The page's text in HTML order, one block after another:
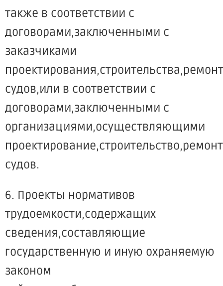
также в соответствии с
договорами,заключенными с
заказчиками
судов,или в соответствии с
договорами,заключенными с
организациями,осуществляющими
судов.
6. Проекты нормативов
трудоемкости,содержащих
сведения,составляющие
государственную и иную охраняемую
законом